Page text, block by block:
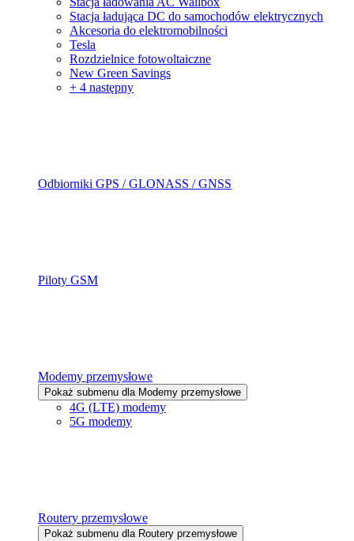
Stacja ładująca DC do samochodów elektrycznych
Akcesoria do elektromobilności
Tesla
Rozdzielnice fotowoltaiczne
New Green Savings
+ 4 następny
Odbiorniki GPS / GLONASS / GNSS
Piloty GSM
Modemy przemysłowe
Pokaż submenu dla Modemy przemysłowe
4G (LTE) modemy
5G modemy
Routery przemysłowe
Pokaż submenu dla Routery przemysłowe